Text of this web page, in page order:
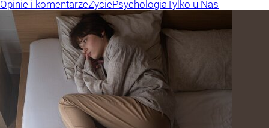
Opinie i komentarzeŻyciePsychologiaTylko u Nas